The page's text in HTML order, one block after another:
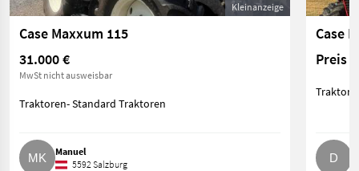
Kleinanzeige
Case Maxxum 115
31.000 €
MwSt nicht ausweisbar
Traktoren- Standard Traktoren
Manuel
5592 Salzburg
Case
Preis